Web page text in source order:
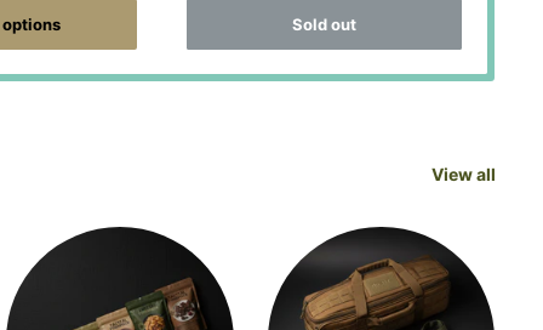
options Sold out
View all